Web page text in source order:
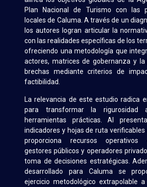
Plan Nacional de Turismo con las
locales de Caluma. A través de un
los autores logran articular la
con las realidades específicas de los
ofreciendo una metodología que
actores, matrices de gobernanza y la
brechas mediante criterios de
factibilidad.
La relevancia de este estudio radica
para transformar la rigurosidad
herramientas prácticas. Al
indicadores y hojas de ruta verificables
proporciona recursos operativos
gestores públicos y operadores
toma de decisiones estratégicas.
desarrollado para Caluma se
ejercicio metodológico extrapolable